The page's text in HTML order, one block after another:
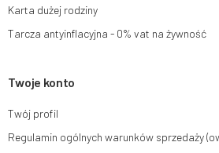
Karta dużej rodziny
Tarcza antyinflacyjna - 0% vat na żywność
Twoje konto
Twój profil
Regulamin ogólnych warunków sprzedaży